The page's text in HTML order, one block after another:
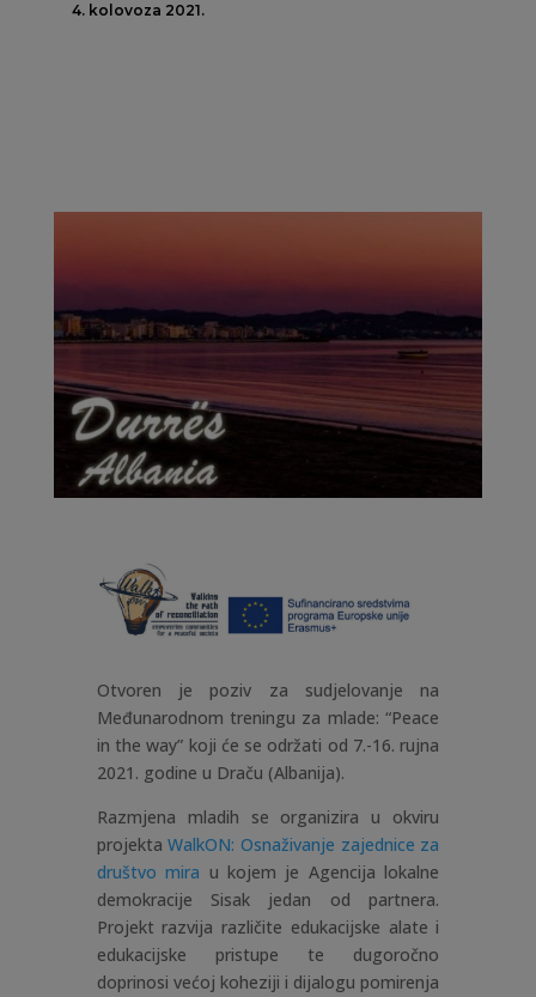
4. kolovoza 2021.
Otvoren je poziv za sudjelovanje na
Međunarodnom treningu za mlade: “Peace
in the way” koji će se održati od 7.-16. rujna
2021. godine u Draču (Albanija).
Razmjena mladih se organizira u okviru
projektaWalkON: Osnaživanje zajednice za
društvo mira u kojem je Agencija lokalne
demokracije Sisak jedan od partnera.
Projekt razvija različite edukacijske alate i
edukacijske pristupe te dugoročno
doprinosi većoj koheziji i dijalogu pomirenja